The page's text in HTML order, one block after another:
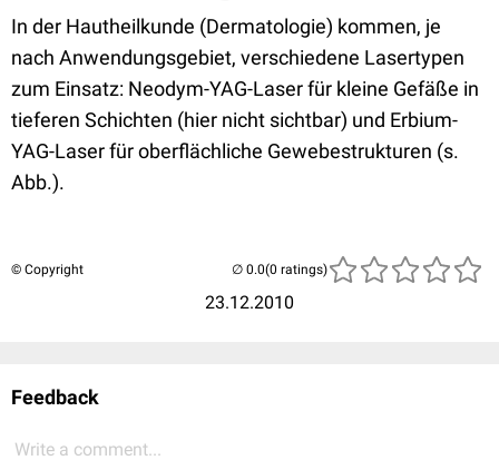
In der Hautheilkunde (Dermatologie) kommen, je
nach Anwendungsgebiet, verschiedene Lasertypen
zum Einsatz: Neodym-YAG-Laser für kleine Gefäße in
tieferen Schichten (hier nicht sichtbar) und Erbium-
YAG-Laser für oberflächliche Gewebestrukturen (s.
Abb.).
© Copyright
23.12.2010
(0 ratings)
Feedback
Write a comment...